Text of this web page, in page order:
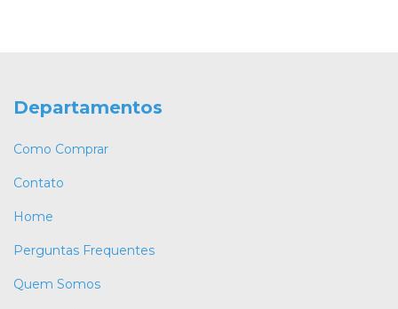
Departamentos
Como Comprar
Contato
Home
Perguntas Frequentes
Quem Somos